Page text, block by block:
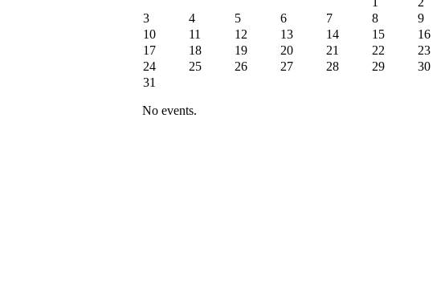
3
4 5 6 7 8
9
10
11 12 13 14 15
16
17
18 19 20 21 22
23
24
25 26 27 28 29
30
31
No events.